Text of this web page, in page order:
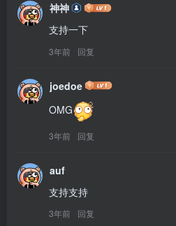
神神
支持一下
3年前 回复
joedoe
OMG
3年前 回复
auf
支持支持
3年前 回复